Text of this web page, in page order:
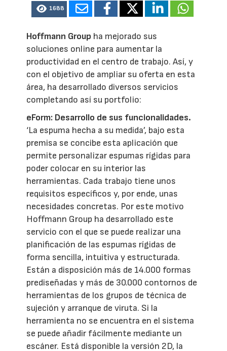
1688
Hoffmann Group ha mejorado sus
soluciones online para aumentar la
productividad en el centro de trabajo. Así, y
con el objetivo de ampliar su oferta en esta
área, ha desarrollado diversos servicios
completando así su portfolio:
eForm: Desarrollo de sus funcionalidades.
‘La espuma hecha a su medida’, bajo esta
premisa se concibe esta aplicación que
permite personalizar espumas rígidas para
poder colocar en su interior las
herramientas. Cada trabajo tiene unos
requisitos específicos y, por ende, unas
necesidades concretas. Por este motivo
Hoffmann Group ha desarrollado este
servicio con el que se puede realizar una
planificación de las espumas rígidas de
forma sencilla, intuitiva y estructurada.
Están a disposición más de 14.000 formas
prediseñadas y más de 30.000 contornos de
herramientas de los grupos de técnica de
sujeción y arranque de viruta. Si la
herramienta no se encuentra en el sistema
se puede añadir fácilmente mediante un
escáner. Está disponible la versión 2D, la